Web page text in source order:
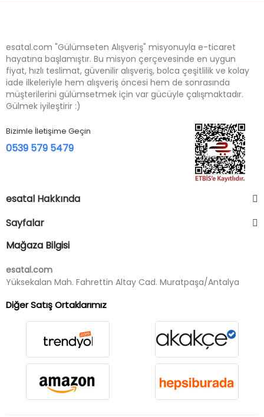
esatal.com "Gülümseten Alışveriş" misyonuyla e-ticaret
hayatına başlamıştır. Bu misyon çerçevesinde en uygun
fiyat, hızlı teslimat, güvenilir alışveriş, bolca çeşitlilik ve kolay
iade ilkeleriyle hem alışveriş öncesi hem de sonrasında
müşterilerini gülümsetmek için var gücüyle çalışmaktadır.
Gülmek iyileştirir :)
Bizimle İletişime Geçin
0539 579 5479
esatal Hakkında
Sayfalar
Mağaza Bilgisi
esatal.com
Yüksekalan Mah. Fahrettin Altay Cad. Muratpaşa/Antalya
Diğer Satış Ortaklarımız